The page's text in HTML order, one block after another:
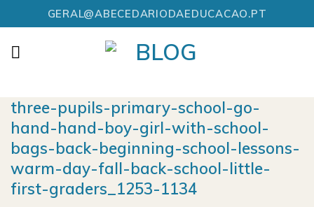
to
content
GERAL@ABECEDARIODAEDUCACAO.PT
three-pupils-primary-school-go-
hand-hand-boy-girl-with-school-
bags-back-beginning-school-lessons-
warm-day-fall-back-school-little-
first-graders_1253-1134